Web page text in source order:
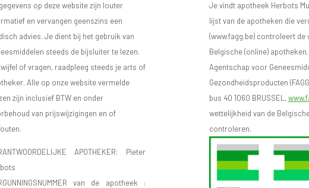
op deze website zijn louter
en vervangen geenszins een
advies. Je dient bij het gebruik van
steeds de bijsluiter te lezen.
of vragen, raadpleeg steeds je arts of
Alle op onze website vermelde
zijn inclusief BTW en onder
van prijswijzigingen en of
APOTHEKER: Pieter
van de apotheek :
Je vindt apotheek Herbots
lijst van de apotheken die
(www.fagg.be) controleert de
Belgische (online)
Agentschap voor
Gezondheidsproducten
bus 40 1060 BRUSSEL,
wettelijkheid van de
controleren.